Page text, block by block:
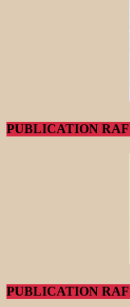
PUBLICATION RAF
PUBLICATION